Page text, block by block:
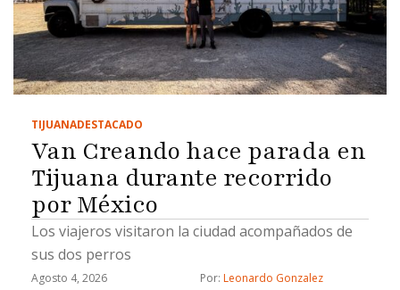
TIJUANADESTACADO
Van Creando hace parada en
Tijuana durante recorrido
por México
Los viajeros visitaron la ciudad acompañados de
sus dos perros
Agosto 4, 2026 Por: Leonardo Gonzalez